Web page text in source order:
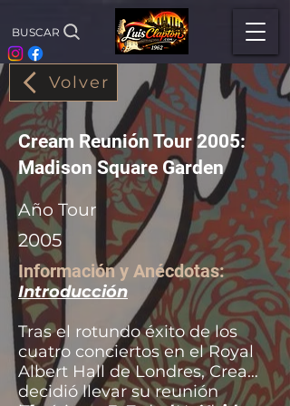
BUSCAR
Volver
Cream Reunión Tour 2005:
Madison Square Garden
Año Tour
2005
Información y Anécdotas:
Introducción
Tras el rotundo éxito de los
cuatro conciertos en el Royal
Albert Hall de Londres, Cream
decidió llevar su reunión